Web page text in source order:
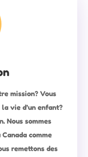
mission? Vous
vie d’un enfant?
Nous sommes
comme
remettons des